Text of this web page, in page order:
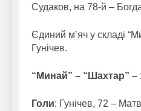
Судаков, на 78-й –
Єдиний м’яч у складі
Гунічев.
“Минай” – “Шахтар” –
Голи: Гунічев, 72 –